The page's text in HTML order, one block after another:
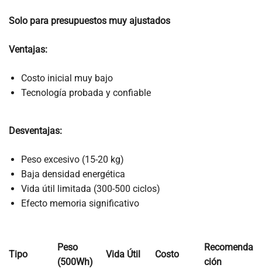
Solo para presupuestos muy ajustados
Ventajas:
Costo inicial muy bajo
Tecnología probada y confiable
Desventajas:
Peso excesivo (15-20 kg)
Baja densidad energética
Vida útil limitada (300-500 ciclos)
Efecto memoria significativo
Tipo
Peso
(500Wh)
Vida Útil Costo
Recomenda
ción